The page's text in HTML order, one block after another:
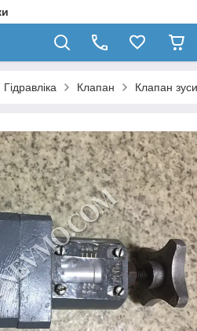
Гідравліка Клапан Клапан